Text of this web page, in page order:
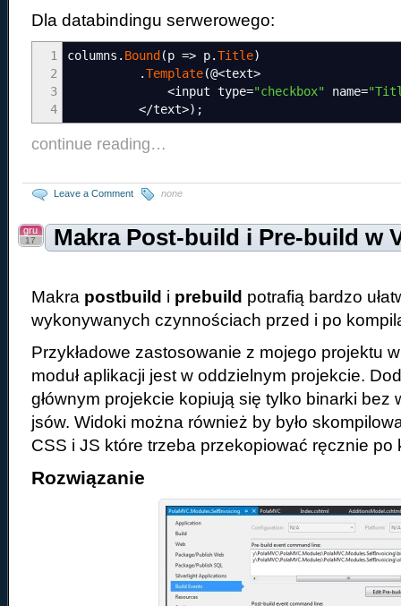
Dla databindingu serwerowego:
1
2
3
4
columns . Bound (p => p.Title)
.Template(@<text>
<input type="checkbox" name=
</text>) ;
continue reading…
Leave a Comment none
Makra Post-build i Pre-build w
gru
17
Makra postbuild i prebuild potrafią bardzo
wykonywanych czynnościach przed i po
Przykładowe zastosowanie z mojego projektu
moduł aplikacji jest w oddzielnym projekcie.
głównym projekcie kopiują się tylko binarki bez
jsów. Widoki można również by było
CSS i JS które trzeba przekopiować ręcznie po
Rozwiązanie